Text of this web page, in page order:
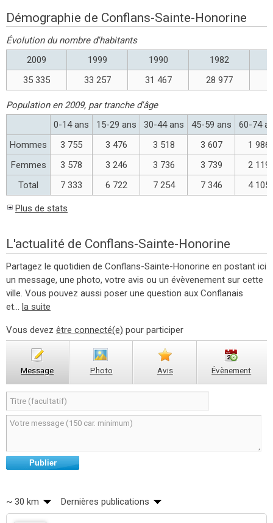
Démographie de Conflans-Sainte-Honorine
Évolution du nombre d'habitants
2009
1999 1990 1982
35 335
33 257 31 467 28 977
Population en 2009, par tranche d'âge
0-14 ans
15-29 ans 30-44 ans 45-59 ans
60-74
Hommes
3 755 3 476 3 518 3 607
1 986
Femmes
3 578 3 246 3 736 3 739
2 119
Total
7 333 6 722 7 254 7 346 4 105
Plus de stats
L'actualité de Conflans-Sainte-Honorine
Partagez le quotidien de Conflans-Sainte-Honorine en postant ici
un message, une photo, votre avis ou un évèvenement sur cette
ville. Vous pouvez aussi poser une question aux Conflanais
et... la suite
Vous devez être connecté(e) pour participer
Message Photo Avis Évènement
Publier
~ 30 km Dernières publications